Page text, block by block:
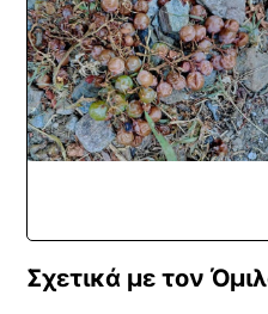
Σχετικά με τον